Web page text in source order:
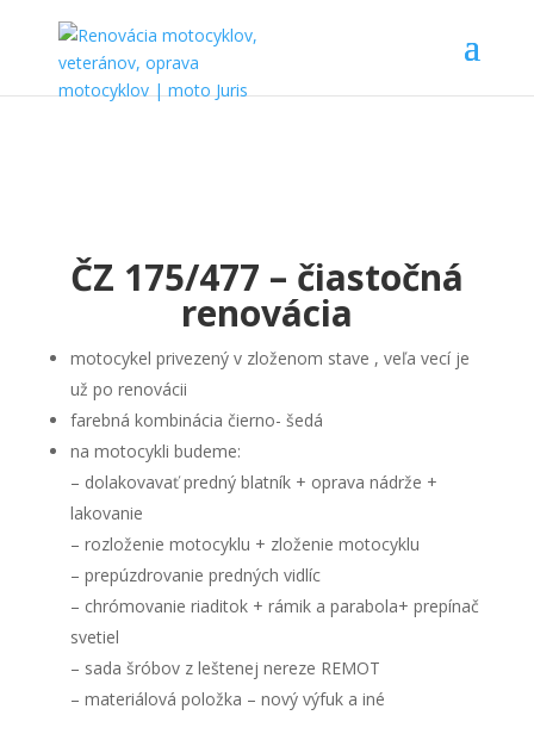
ČZ 175/477 – čiastočná
renovácia
motocykel privezený v zloženom stave , veľa vecí je
už po renovácii
farebná kombinácia čierno- šedá
na motocykli budeme:
– dolakovavať predný blatník + oprava nádrže +
lakovanie
– rozloženie motocyklu + zloženie motocyklu
– prepúzdrovanie predných vidlíc
– chrómovanie riaditok + rámik a parabola+ prepínač
svetiel
– sada šróbov z leštenej nereze REMOT
– materiálová položka – nový výfuk a iné